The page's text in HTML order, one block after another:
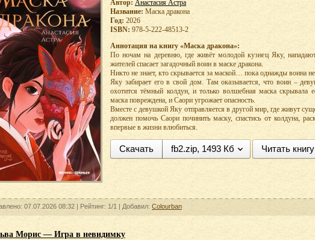
Автор: Анастасия Астра
Название: Маска дракона
Год: 2026
ISBN: 978-5-222-48513-2
Аннотация на книгу «Маска дракона»:
По ночам на деревню, где живёт молодой кузнец Яку,
жителей спасает загадочный воин в маске дракона.
Никто не знает, кто скрывается за маской… пока однажды воина не
Яку забирает его в свой дом. Там оказывается, что воин –
охотится тёмный колдун, и только волшебная маска скрывала
маска повреждена, и Саори угрожает опасность.
Вместе с девушкой Яку отправляется в другой мир, где живут
должен помочь Саори починить маску, спастись от колдуна,
впервые в жизни влюбиться.
Скачать fb2.zip, 1493 Кб Читать
07.07.2026 08:32 | Рейтинг: 1/1 | Добавил: Colourban
Морис — Игра в невидимку